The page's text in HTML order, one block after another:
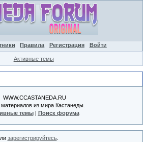
Правила Регистрация Войти
Активные темы
WWW.CCASTANEDA.RU
из мира Кастанеды.
темы| Поиск форума
зарегистрируйтесь.